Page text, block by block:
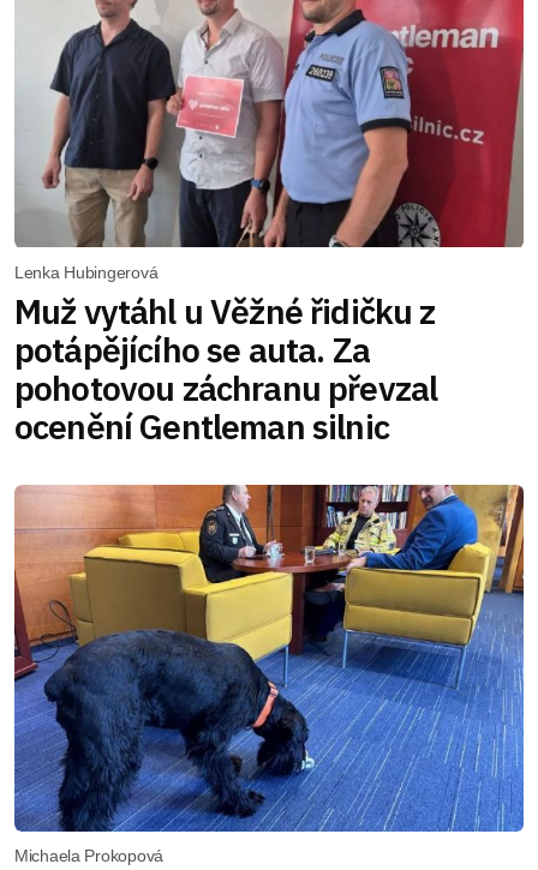
Lenka Hubingerová
Muž vytáhl u Věžné řidičku z
potápějícího se auta. Za
pohotovou záchranu převzal
ocenění Gentleman silnic
Michaela Prokopová